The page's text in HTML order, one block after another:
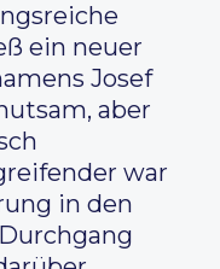
ein neuer
Josef
aber
war
in den
Durchgang